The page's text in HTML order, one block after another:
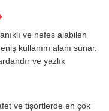
ve nefes alabilen
kullanım alanı sunar.
ve yazlık
ve tişörtlerde en çok